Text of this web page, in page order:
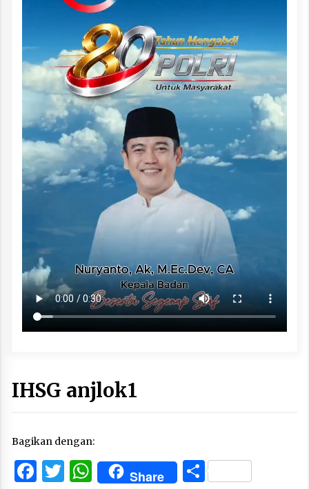
IHSG anjlok1
Bagikan dengan:
Facebook
Twitter
WhatsApp
Share Share